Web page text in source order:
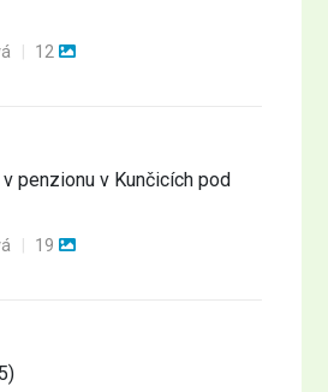
12
penzionu v Kunčicích pod
19